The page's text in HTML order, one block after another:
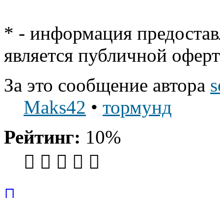
* - информация
является публичной
За это сообщение автора
Maks42 • тормунд
Рейтинг: 10%